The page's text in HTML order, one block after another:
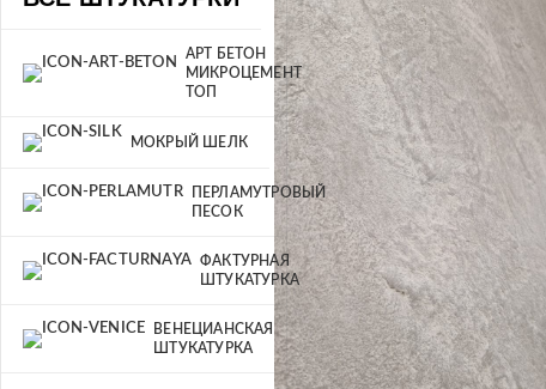
АРТ БЕТОН
МИКРОЦЕМЕНТ
ТОП
МОКРЫЙ ШЕЛК
ПЕРЛАМУТРОВЫЙ
ПЕСОК
ФАКТУРНАЯ
ШТУКАТУРКА
ВЕНЕЦИАНСКАЯ
ШТУКАТУРКА